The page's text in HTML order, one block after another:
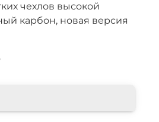
чехлов высокой
карбон, новая версия